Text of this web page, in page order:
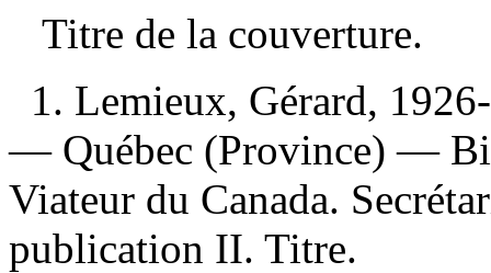
Titre de la couverture.
1. Lemieux, Gérard,
— Québec (Province) —
Viateur du Canada.
publication II. Titre.